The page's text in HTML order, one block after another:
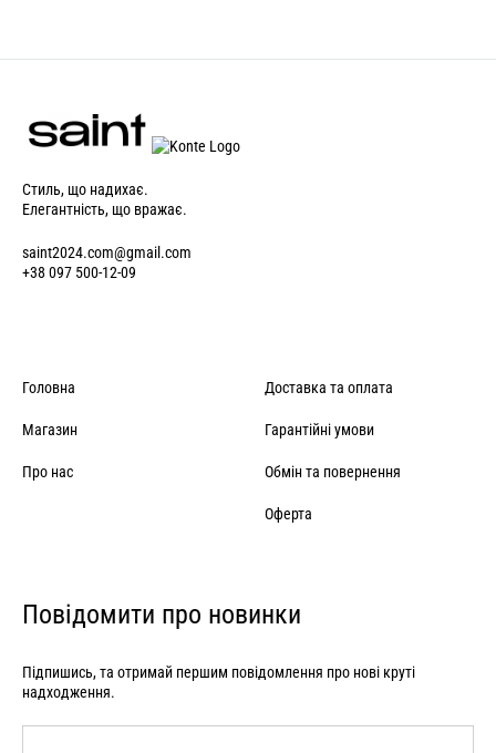
Стиль, що надихає.
Елегантність, що вражає.
saint2024.com@gmail.com
+38 097 500-12-09
Головна
Магазин
Про нас
Доставка та оплата
Гарантійні умови
Обмін та повернення
Оферта
Повідомити про новинки
Підпишись, та отримай першим повідомлення про нові круті
надходження.